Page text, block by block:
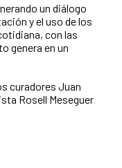
un diálogo
y el uso de los
con las
genera en un
curadores Juan
Rosell Meseguer